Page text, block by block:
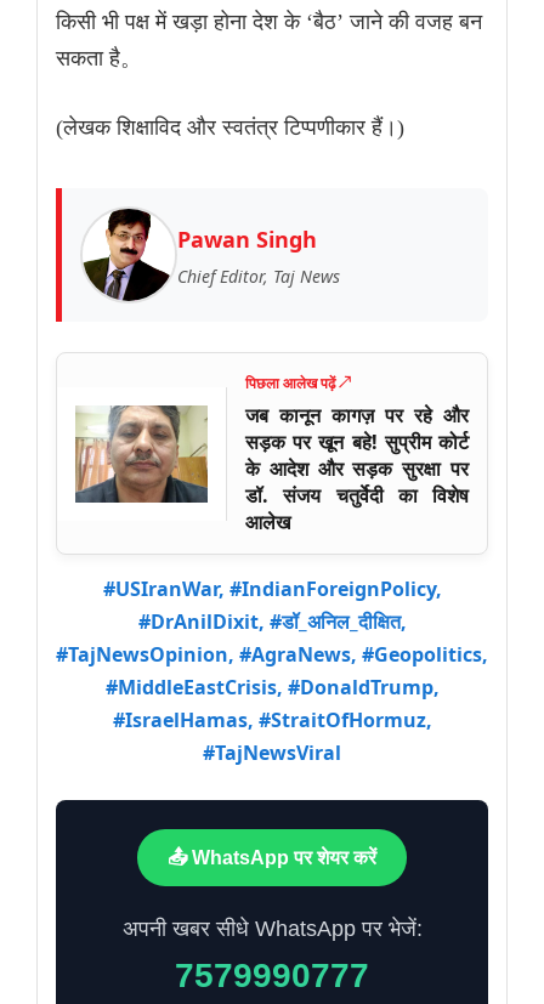
किसी भी पक्ष में खड़ा होना देश के ‘बैठ’ जाने की वजह बन
सकता है。
(लेखक शिक्षाविद और स्वतंत्र टिप्पणीकार हैं।)
Pawan Singh
Chief Editor, Taj News
पिछला आलेख पढ़ें ↗
जब कानून कागज़ पर रहे और
सड़क पर खून बहे! सुप्रीम कोर्ट
के आदेश और सड़क सुरक्षा पर
डॉ. संजय चतुर्वेदी का विशेष
आलेख
#USIranWar, #IndianForeignPolicy,
#DrAnilDixit, #डॉ_अनिल_दीक्षित,
#TajNewsOpinion, #AgraNews, #Geopolitics,
#MiddleEastCrisis, #DonaldTrump,
#IsraelHamas, #StraitOfHormuz,
#TajNewsViral
📤 WhatsApp पर शेयर करें
अपनी खबर सीधे WhatsApp पर भेजें:
7579990777